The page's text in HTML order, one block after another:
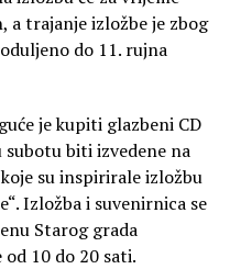
trajanje izložbe je zbog
do 11. rujna
je kupiti glazbeni CD
subotu biti izvedene na
su inspirirale izložbu
Izložba i suvenirnica se
Starog grada
10 do 20 sati.